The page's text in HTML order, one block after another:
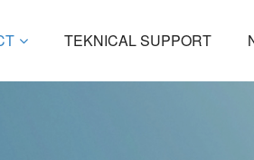
TEKNICAL SUPPORT